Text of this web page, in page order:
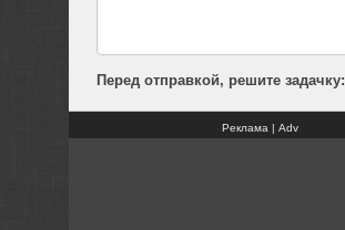
Перед отправкой, решите задачку:
Реклама | Adv